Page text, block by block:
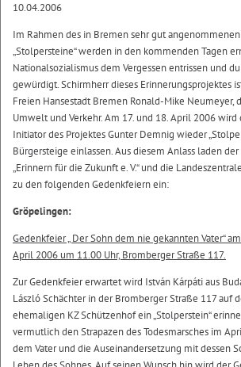
10.04.2006
Im Rahmen des in Bremen sehr gut
„Stolpersteine“ werden in den kommenden Tagen
Nationalsozialismus dem Vergessen entrissen und
gewürdigt. Schirmherr dieses Erinnerungsprojektes
Freien Hansestadt Bremen Ronald-Mike Neumeyer,
Umwelt und Verkehr. Am 17. und 18. April 2006
Initiator des Projektes Gunter Demnig wieder
Bürgersteige einlassen. Aus diesem Anlass laden
„Erinnern für die Zukunft e. V.“ und die
zu den folgenden Gedenkfeiern ein:
Gröpelingen:
Gedenkfeier „ Der Sohn dem nie gekannten Vater“
April 2006 um 11.00 Uhr, Bromberger Straße 117.
Zur Gedenkfeier erwartet wird István Kárpáti aus
László Schächter in der Bromberger Straße 117 auf
ehemaligen KZ Schützenhof ein „Stolperstein“
vermutlich den Strapazen des Todesmarsches im
dem Vater und die Auseinandersetzung mit dessen